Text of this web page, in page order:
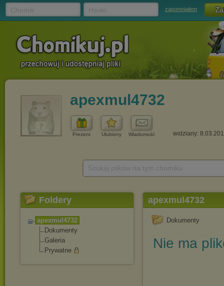
zapomniałem
apexmul4732
Prezent Ulubiony Wiadomość widziany:
Foldery
apexmul4732
Dokumenty
Galeria
Prywatne
apexmul4732
Dokumenty
Nie ma